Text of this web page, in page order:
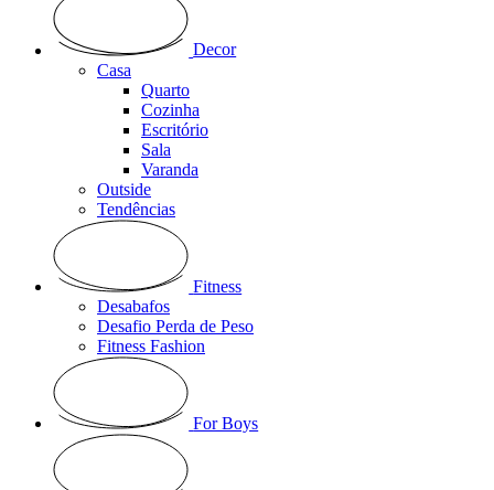
Decor
Casa
Quarto
Cozinha
Escritório
Sala
Varanda
Outside
Tendências
Fitness
Desabafos
Desafio Perda de Peso
Fitness Fashion
For Boys